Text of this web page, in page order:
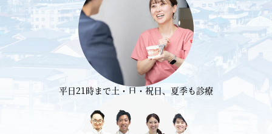
平日21時まで土・日・祝日、夏季も診療